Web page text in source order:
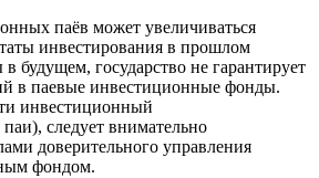
паёв может увеличиваться
инвестирования в прошлом
будущем, государство не гарантирует
в паевые инвестиционные фонды.
инвестиционный
следует внимательно
доверительного управления
фондом.